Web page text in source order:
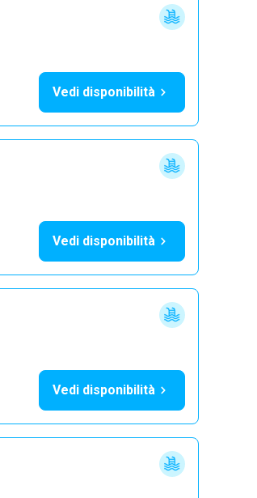
Vedi disponibilità
Vedi disponibilità
Vedi disponibilità